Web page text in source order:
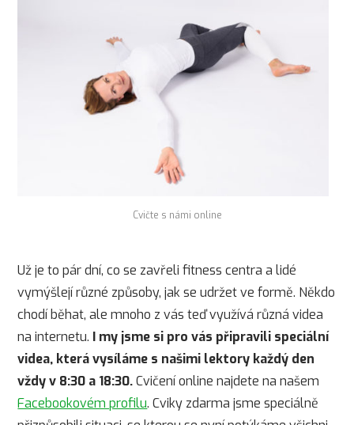
Cvičte s námi online
Už je to pár dní, co se zavřeli fitness centra a lidé
vymýšlejí různé způsoby, jak se udržet ve formě. Někdo
chodí běhat, ale mnoho z vás teď využívá různá videa
na internetu. I my jsme si pro vás připravili speciální
videa, která vysíláme s našimi lektory každý den
vždy v 8:30 a 18:30.Cvičení online najdete na našem
Facebookovém profilu. Cviky zdarma jsme speciálně